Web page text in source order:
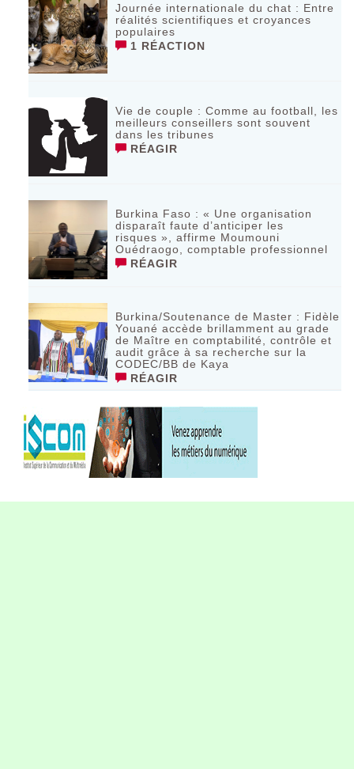
Journée internationale du chat : Entre
réalités scientifiques et croyances
populaires
1 RÉACTION
Vie de couple : Comme au football, les
meilleurs conseillers sont souvent
dans les tribunes
RÉAGIR
Burkina Faso : « Une organisation
disparaît faute d’anticiper les
risques », affirme Moumouni
Ouédraogo, comptable professionnel
RÉAGIR
Burkina/Soutenance de Master : Fidèle
Youané accède brillamment au grade
de Maître en comptabilité, contrôle et
audit grâce à sa recherche sur la
CODEC/BB de Kaya
RÉAGIR